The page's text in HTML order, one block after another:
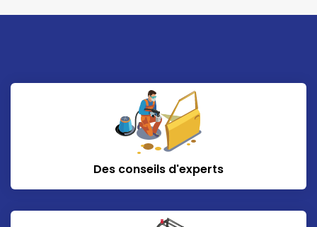
Des conseils d'experts